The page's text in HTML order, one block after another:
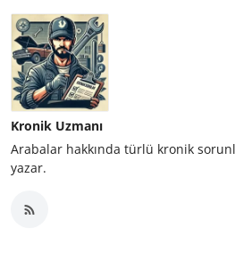
Kronik Uzmanı
Arabalar hakkında türlü kronik
yazar.